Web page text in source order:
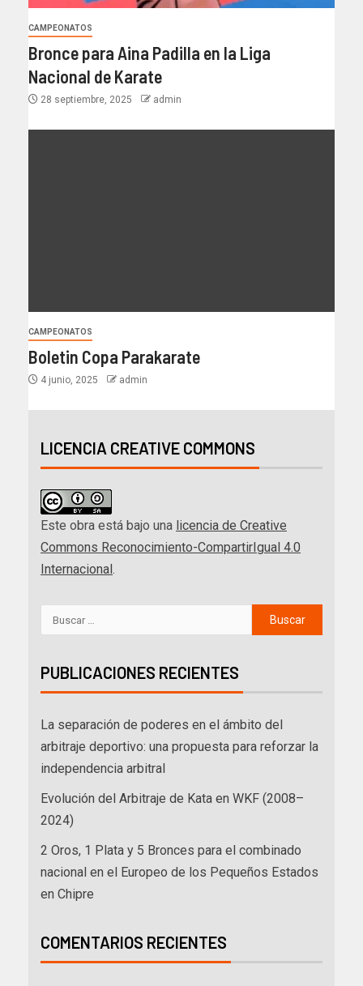
CAMPEONATOS
Bronce para Aina Padilla en la Liga
Nacional de Karate
28 septiembre, 2025 admin
CAMPEONATOS
Boletin Copa Parakarate
4 junio, 2025 admin
LICENCIA CREATIVE COMMONS
Este obra está bajo una licencia de Creative
Commons Reconocimiento-CompartirIgual 4.0
Internacional .
PUBLICACIONES RECIENTES
La separación de poderes en el ámbito del
arbitraje deportivo: una propuesta para reforzar la
independencia arbitral
Evolución del Arbitraje de Kata en WKF (2008–
2024)
2 Oros, 1 Plata y 5 Bronces para el combinado
nacional en el Europeo de los Pequeños Estados
en Chipre
COMENTARIOS RECIENTES